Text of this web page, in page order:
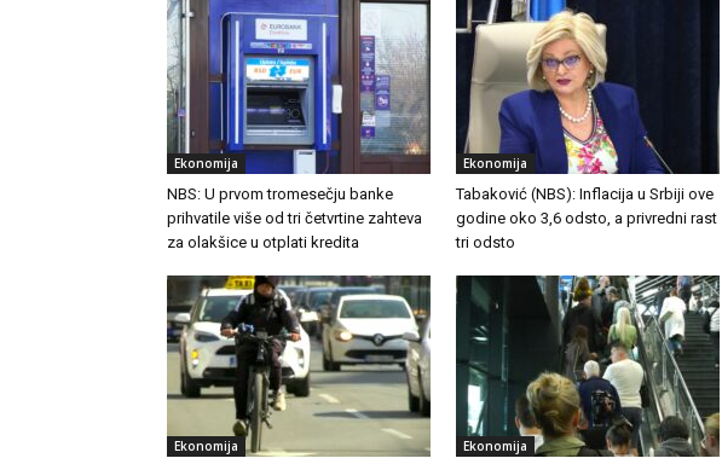
Ekonomija
NBS: U prvom tromesečju banke
prihvatile više od tri četvrtine zahteva
za olakšice u otplati kredita
Ekonomija
Tabaković (NBS): Inflacija u Srbiji ove
godine oko 3,6 odsto, a privredni rast
tri odsto
Ekonomija Ekonomija